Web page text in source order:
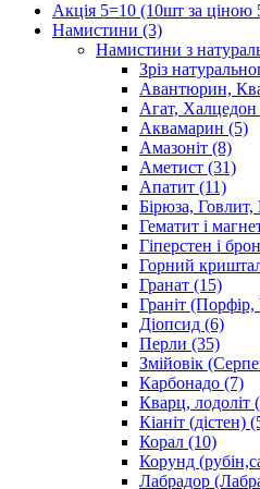
Акція 5=10 (10шт за ціною
Намистини (3)
Намистини з
Зріз
Авантюрин,
Агат, Халцедон
Аквамарин (5)
Амазоніт (8)
Аметист (31)
Апатит (11)
Бірюза,
Гематит і
Гіперстен і
Горний
Гранат (15)
Граніт (Порфір,
Діопсид (6)
Перли (35)
Змійовік
Карбонадо (7)
Кварц, лодоліт
Кіаніт (дістен)
Корал (10)
Корунд
Лабрадор